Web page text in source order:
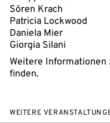
Sören Krach
Patricia Lockwood
Daniela Mier
Giorgia Silani
Weitere Informationen
finden.
WEITERE